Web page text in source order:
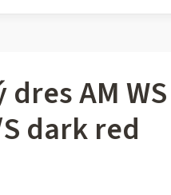
AM
dark red